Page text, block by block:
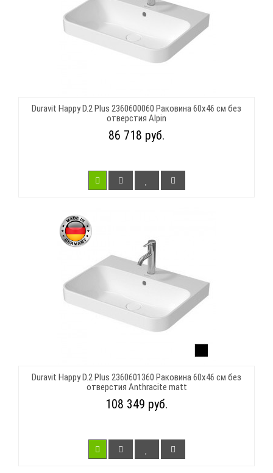
Duravit Happy D.2 Plus 2360600060 Раковина 60х46 см без
отверстия Alpin
86 718 руб.
Duravit Happy D.2 Plus 2360601360 Раковина 60х46 см без
отверстия Anthracite matt
108 349 руб.